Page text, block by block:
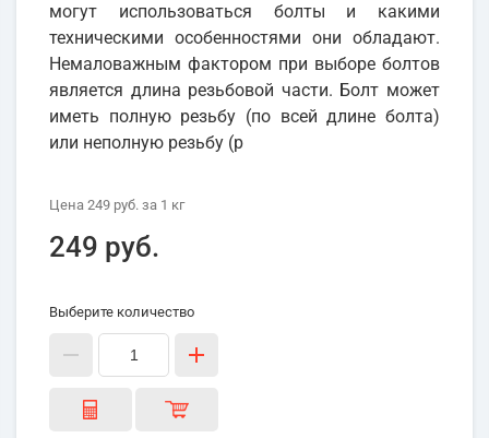
могут использоваться болты и какими
техническими особенностями они обладают.
Немаловажным фактором при выборе болтов
является длина резьбовой части. Болт может
иметь полную резьбу (по всей длине болта)
или неполную резьбу (р
Цена 249 руб. за 1 кг
249 руб.
Выберите количество